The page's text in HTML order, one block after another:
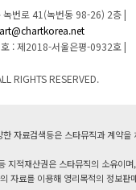
번로 41(녹번동 98-26) 2층|
: 제2018-서울은평-0932호|
RIGHTS RESERVED.
자료검색등은 스타뮤직과 계약을
지적재산권은 스타뮤직의 소유이
자료를 이용해 영리목적의 정보판